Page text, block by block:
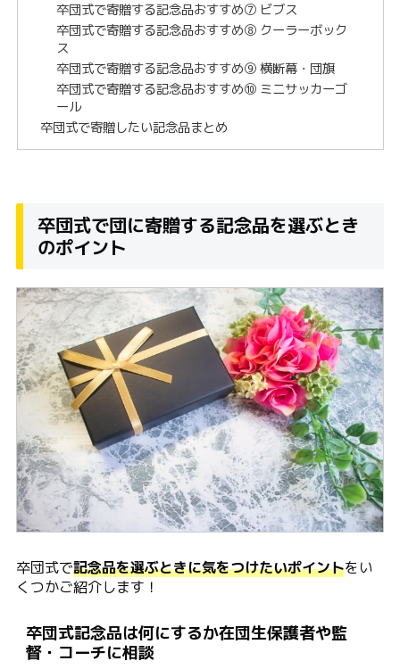
卒団式で寄贈する記念品おすすめ⑦ ビブス
卒団式で寄贈する記念品おすすめ⑧ クーラーボック
ス
卒団式で寄贈する記念品おすすめ⑨ 横断幕・団旗
卒団式で寄贈する記念品おすすめ⑩ ミニサッカーゴ
ール
卒団式で寄贈したい記念品まとめ
卒団式で団に寄贈する記念品を選ぶとき
のポイント
卒団式で記念品を選ぶときに気をつけたいポイントをい
くつかご紹介します！
卒団式記念品は何にするか在団生保護者や監
督・コーチに相談